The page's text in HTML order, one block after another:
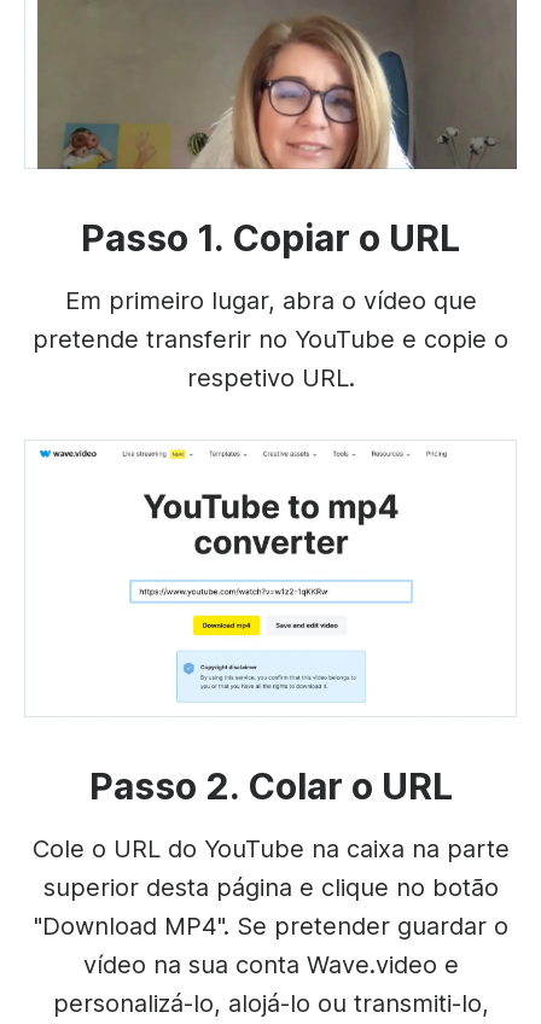
Passo 1. Copiar o URL
Em primeiro lugar, abra o vídeo que
pretende transferir no YouTube e copie o
respetivo URL.
Passo 2. Colar o URL
Cole o URL do YouTube na caixa na parte
superior desta página e clique no botão
"Download MP4". Se pretender guardar o
vídeo na sua conta Wave.video e
personalizá-lo, alojá-lo ou transmiti-lo,